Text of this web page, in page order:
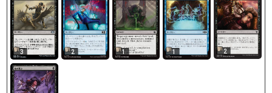
3 2 1 1 2